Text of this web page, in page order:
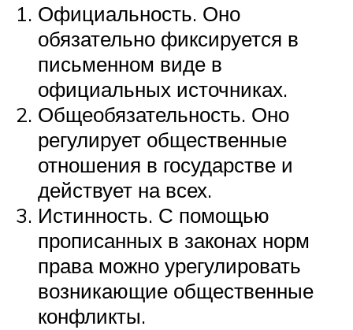
Официальность. Оно
обязательно фиксируется в
письменном виде в
официальных источниках.
Общеобязательность. Оно
регулирует общественные
отношения в государстве и
действует на всех.
Истинность. С помощью
прописанных в законах норм
права можно урегулировать
возникающие общественные
конфликты.